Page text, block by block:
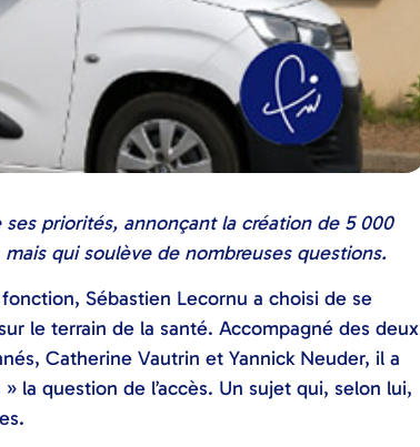
priorités, annonçant la création de 5 000
qui soulève de nombreuses questions.
Sébastien Lecornu a choisi de se
le terrain de la santé. Accompagné des deux
Catherine Vautrin et Yannick Neuder, il a
la question de l’accès. Un sujet qui, selon lui,